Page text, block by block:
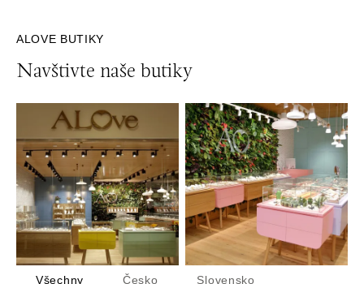
ALOVE BUTIKY
Navštivte naše butiky
Všechny Česko Slovensko